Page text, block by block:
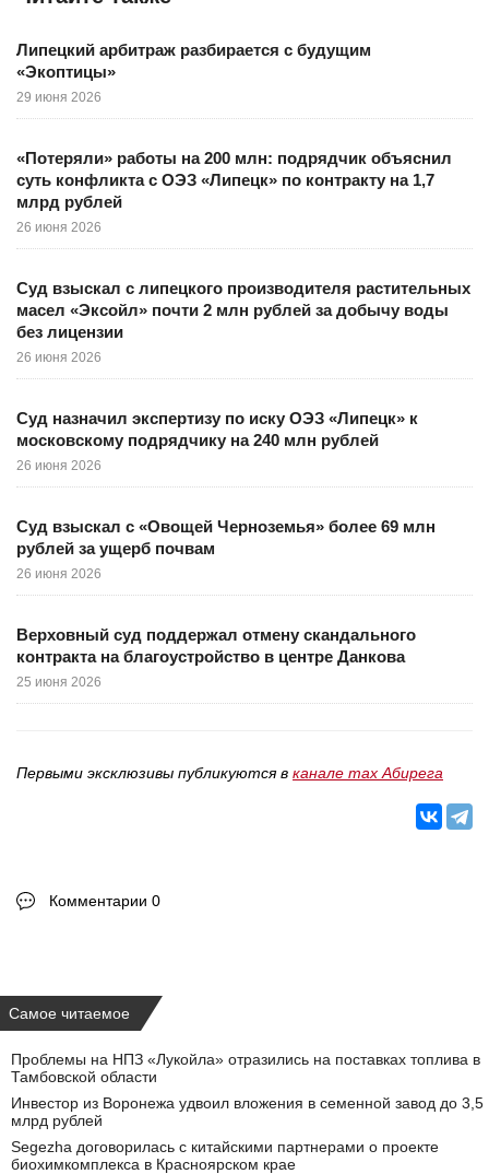
Липецкий арбитраж разбирается с будущим
«Экоптицы»
29 июня 2026
«Потеряли» работы на 200 млн: подрядчик объяснил
суть конфликта с ОЭЗ «Липецк» по контракту на 1,7
млрд рублей
26 июня 2026
Суд взыскал с липецкого производителя растительных
масел «Эксойл» почти 2 млн рублей за добычу воды
без лицензии
26 июня 2026
Суд назначил экспертизу по иску ОЭЗ «Липецк» к
московскому подрядчику на 240 млн рублей
26 июня 2026
Суд взыскал с «Овощей Черноземья» более 69 млн
рублей за ущерб почвам
26 июня 2026
Верховный суд поддержал отмену скандального
контракта на благоустройство в центре Данкова
25 июня 2026
Первыми эксклюзивы публикуются в канале max Абирега
Комментарии 0
Самое читаемое
Проблемы на НПЗ «Лукойла» отразились на поставках топлива в
Тамбовской области
Инвестор из Воронежа удвоил вложения в семенной завод до 3,5
млрд рублей
Segezha договорилась с китайскими партнерами о проекте
биохимкомплекса в Красноярском крае